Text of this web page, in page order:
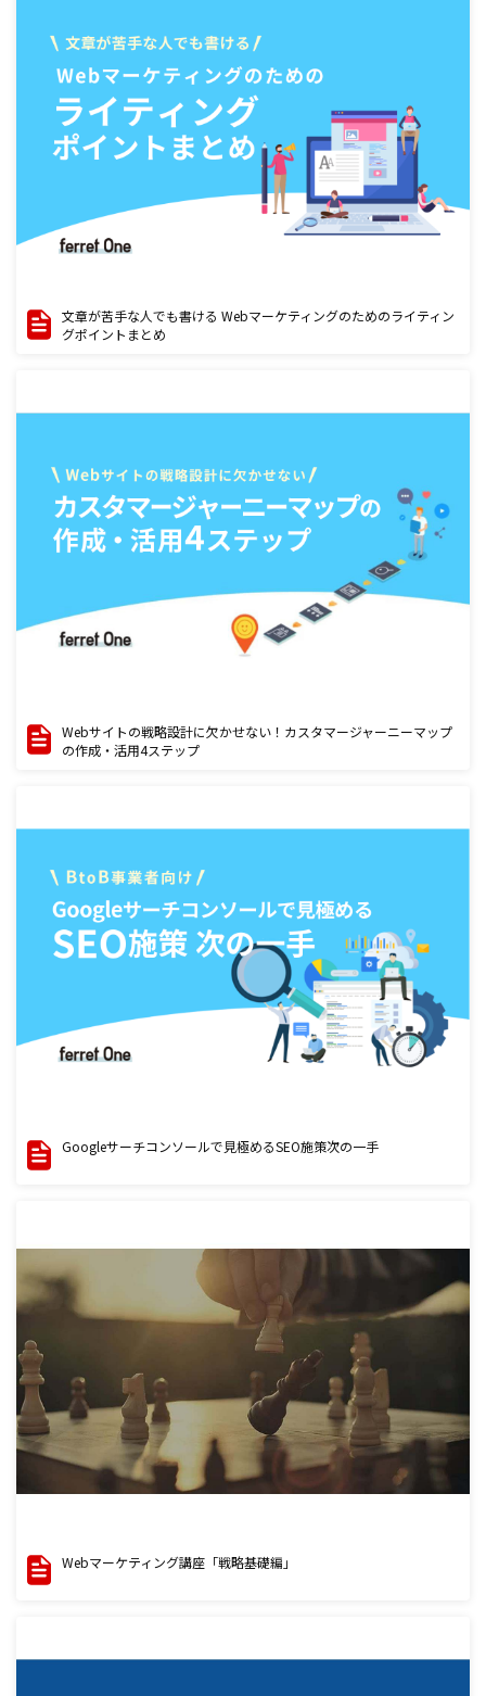
文章が苦手な人でも書ける Webマーケティングのためのライティン
グポイントまとめ
Webサイトの戦略設計に欠かせない！カスタマージャーニーマップ
の作成・活用4ステップ
Googleサーチコンソールで見極めるSEO施策次の一手
Webマーケティング講座「戦略基礎編」